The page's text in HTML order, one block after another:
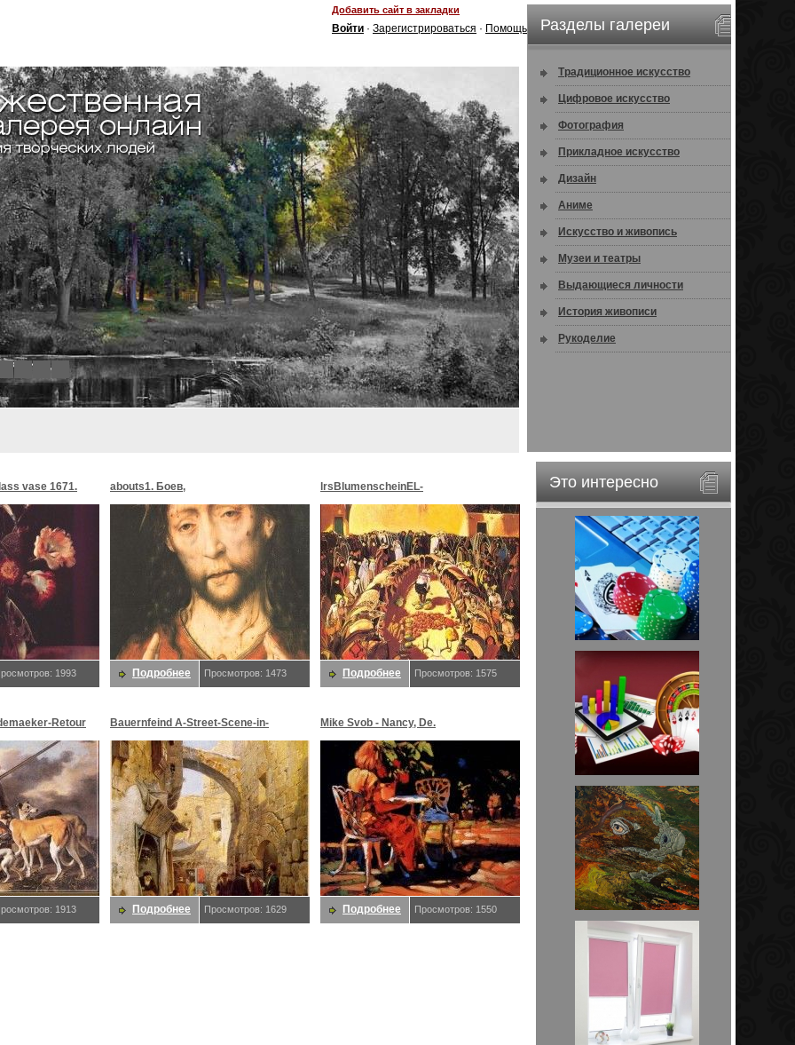
Добавить сайт в закладки
Войти · Зарегистрироваться · Помощь
8
Разделы галереи
Традиционное искусство
Цифровое искусство
Фотография
Прикладное искусство
Дизайн
Аниме
Искусство и живопись
Музеи и театры
Выдающиеся личности
История живописи
Рукоделие
Это интересно
vase 1671.
1993
abouts1. Боев,
Подробнее Просмотров: 1473
lrsBlumenscheinEL-
MoonMorningstar&EveStar.
Blumenschein,
Подробнее Просмотров: 1575
Retour
1913
Bauernfeind A-Street-Scene-in-
Jerusalem-sj. Bauernfeind,
Подробнее Просмотров: 1629
Mike Svob - Nancy, De.
Подробнее Просмотров: 1550